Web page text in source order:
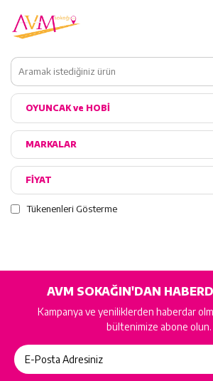
OYUNCAK ve HOBİ
MARKALAR
FİYAT
Tükenenleri Gösterme
AVM SOKAĞIN'DAN
Kampanya ve yeniliklerden haberdar
bültenimize abone olun.